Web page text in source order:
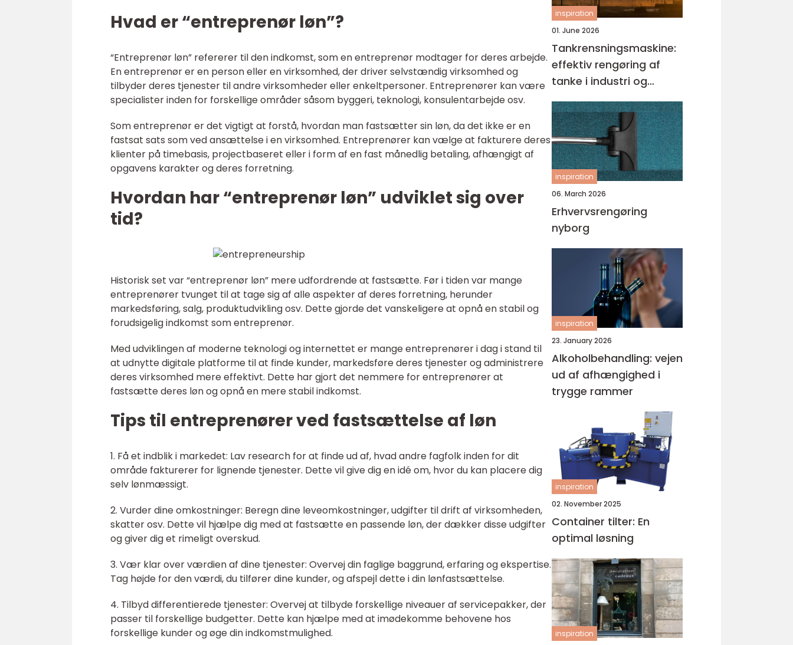
Hvad er “entreprenør løn”?
“Entreprenør løn” refererer til den indkomst, som en entreprenør modtager for deres arbejde.
En entreprenør er en person eller en virksomhed, der driver selvstændig virksomhed og
tilbyder deres tjenester til andre virksomheder eller enkeltpersoner. Entreprenører kan være
specialister inden for forskellige områder såsom byggeri, teknologi, konsulentarbejde osv.
Som entreprenør er det vigtigt at forstå, hvordan man fastsætter sin løn, da det ikke er en
fastsat sats som ved ansættelse i en virksomhed. Entreprenører kan vælge at fakturere deres
klienter på timebasis, projectbaseret eller i form af en fast månedlig betaling, afhængigt af
opgavens karakter og deres forretning.
Hvordan har “entreprenør løn” udviklet sig over
tid?
Historisk set var “entreprenør løn” mere udfordrende at fastsætte. Før i tiden var mange
entreprenører tvunget til at tage sig af alle aspekter af deres forretning, herunder
markedsføring, salg, produktudvikling osv. Dette gjorde det vanskeligere at opnå en stabil og
forudsigelig indkomst som entreprenør.
Med udviklingen af moderne teknologi og internettet er mange entreprenører i dag i stand til
at udnytte digitale platforme til at finde kunder, markedsføre deres tjenester og administrere
deres virksomhed mere effektivt. Dette har gjort det nemmere for entreprenører at
fastsætte deres løn og opnå en mere stabil indkomst.
Tips til entreprenører ved fastsættelse af løn
1. Få et indblik i markedet: Lav research for at finde ud af, hvad andre fagfolk inden for dit
område fakturerer for lignende tjenester. Dette vil give dig en idé om, hvor du kan placere dig
selv lønmæssigt.
2. Vurder dine omkostninger: Beregn dine leveomkostninger, udgifter til drift af virksomheden,
skatter osv. Dette vil hjælpe dig med at fastsætte en passende løn, der dækker disse udgifter
og giver dig et rimeligt overskud.
3. Vær klar over værdien af dine tjenester: Overvej din faglige baggrund, erfaring og ekspertise.
Tag højde for den værdi, du tilfører dine kunder, og afspejl dette i din lønfastsættelse.
4. Tilbyd differentierede tjenester: Overvej at tilbyde forskellige niveauer af servicepakker, der
passer til forskellige budgetter. Dette kan hjælpe med at imødekomme behovene hos
forskellige kunder og øge din indkomstmulighed.
inspiration
01. June 2026
Tankrensningsmaskine:
effektiv rengøring af
tanke i industri og
fødevareproduktion
inspiration
06. March 2026
Erhvervsrengøring
nyborg
inspiration
23. January 2026
Alkoholbehandling: vejen
ud af afhængighed i
trygge rammer
inspiration
02. November 2025
Container tilter: En
optimal løsning
inspiration